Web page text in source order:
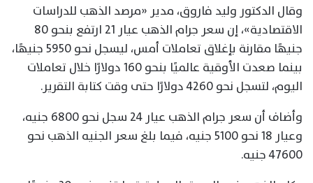
وقال الدكتور وليد فاروق، مدير «مرصد الذهب للدراسات
الاقتصادية»، إن سعر جرام الذهب عيار 21 ارتفع بنحو 80
جنيهًا مقارنة بإغلاق تعاملات أمس، ليسجل نحو 5950 جنيهًا،
بينما صعدت الأوقية عالميًا بنحو 160 دولارًا خلال تعاملات
اليوم، لتسجل نحو 4260 دولارًا حتى وقت كتابة التقرير.
وأضاف أن سعر جرام الذهب عيار 24 سجل نحو 6800 جنيه،
وعيار 18 نحو 5100 جنيه، فيما بلغ سعر الجنيه الذهب نحو
47600 جنيه.